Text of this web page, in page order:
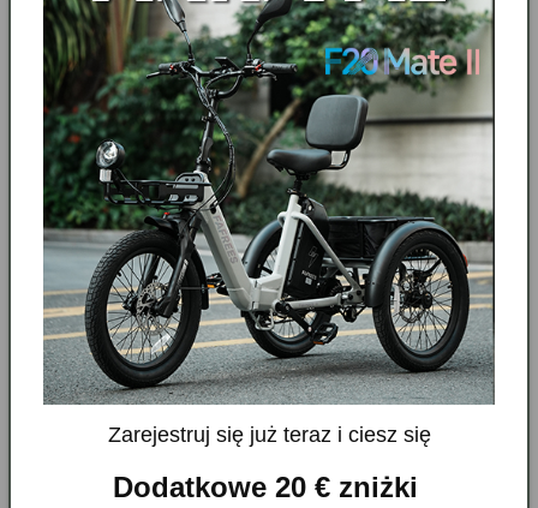
UK-F20 Ultra HS
Zarejestruj się już teraz i ciesz się
Dodatkowe 20 € zniżki